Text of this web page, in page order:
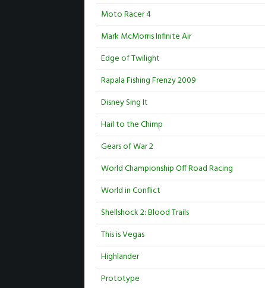
Moto Racer 4
Mark McMorris Infinite Air
Edge of Twilight
Rapala Fishing Frenzy 2009
Disney Sing It
Hail to the Chimp
Gears of War 2
World Championship Off Road Racing
World in Conflict
Shellshock 2: Blood Trails
This is Vegas
Highlander
Prototype